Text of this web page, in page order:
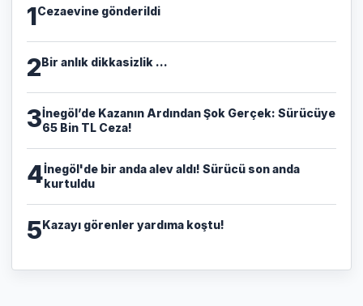
1Cezaevine gönderildi
2Bir anlık dikkasizlik ...
3​İnegöl’de Kazanın Ardından Şok Gerçek: Sürücüye
65 Bin TL Ceza!
4İnegöl'de bir anda alev aldı! Sürücü son anda
kurtuldu
5Kazayı görenler yardıma koştu!